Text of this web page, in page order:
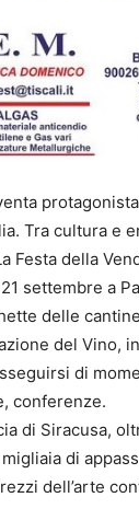
Tra cultura e
Festa della
settembre a
delle
del Vino,
di
conferenze.
di Siracusa,
di
dell’arte